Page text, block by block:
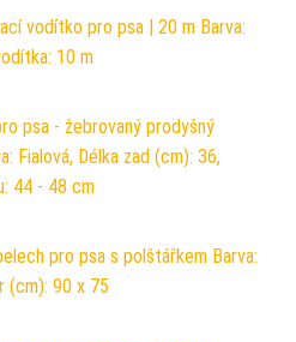
vodítko pro psa | 20 m Barva:
10 m
psa - žebrovaný prodyšný
Fialová, Délka zad (cm): 36,
44 - 48 cm
pro psa s polštářkem Barva:
(cm): 90 x 75